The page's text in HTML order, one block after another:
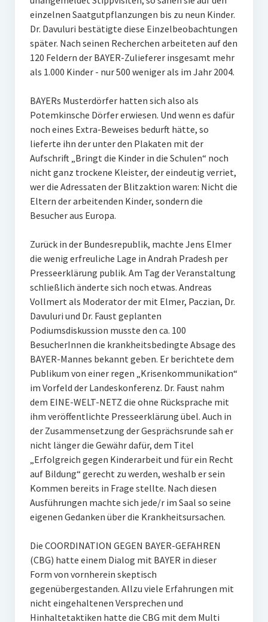
einzelnen Saatgutpflanzungen bis zu neun Kinder.
Dr. Davuluri bestätigte diese Einzelbeobachtungen
später. Nach seinen Recherchen arbeiteten auf den
120 Feldern der BAYER-Zulieferer insgesamt mehr
als 1.000 Kinder - nur 500 weniger als im Jahr 2004.
BAYERs Musterdörfer hatten sich also als
Potemkinsche Dörfer erwiesen. Und wenn es dafür
noch eines Extra-Beweises bedurft hätte, so
lieferte ihn der unter den Plakaten mit der
Aufschrift „Bringt die Kinder in die Schulen“ noch
nicht ganz trockene Kleister, der eindeutig verriet,
wer die Adressaten der Blitzaktion waren: Nicht die
Eltern der arbeitenden Kinder, sondern die
Besucher aus Europa.
Zurück in der Bundesrepublik, machte Jens Elmer
die wenig erfreuliche Lage in Andrah Pradesh per
Presseerklärung publik. Am Tag der Veranstaltung
schließlich änderte sich noch etwas. Andreas
Vollmert als Moderator der mit Elmer, Paczian, Dr.
Davuluri und Dr. Faust geplanten
Podiumsdiskussion musste den ca. 100
BesucherInnen die krankheitsbedingte Absage des
BAYER-Mannes bekannt geben. Er berichtete dem
Publikum von einer regen „Krisenkommunikation“
im Vorfeld der Landeskonferenz. Dr. Faust nahm
dem EINE-WELT-NETZ die ohne Rücksprache mit
ihm veröffentlichte Presseerklärung übel. Auch in
der Zusammensetzung der Gesprächsrunde sah er
nicht länger die Gewähr dafür, dem Titel
„Erfolgreich gegen Kinderarbeit und für ein Recht
auf Bildung“ gerecht zu werden, weshalb er sein
Kommen bereits in Frage stellte. Nach diesen
Ausführungen machte sich jede/r im Saal so seine
eigenen Gedanken über die Krankheitsursachen.
Die COORDINATION GEGEN BAYER-GEFAHREN
(CBG) hatte einem Dialog mit BAYER in dieser
Form von vornherein skeptisch
gegenübergestanden. Allzu viele Erfahrungen mit
nicht eingehaltenen Versprechen und
Hinhaltetaktiken hatte die CBG mit dem Multi